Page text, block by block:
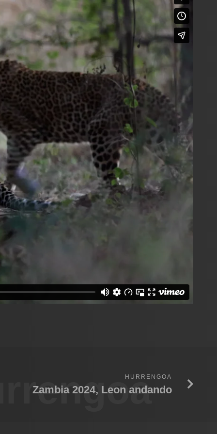
HURRENGOA
Zambia 2024, Leon andando